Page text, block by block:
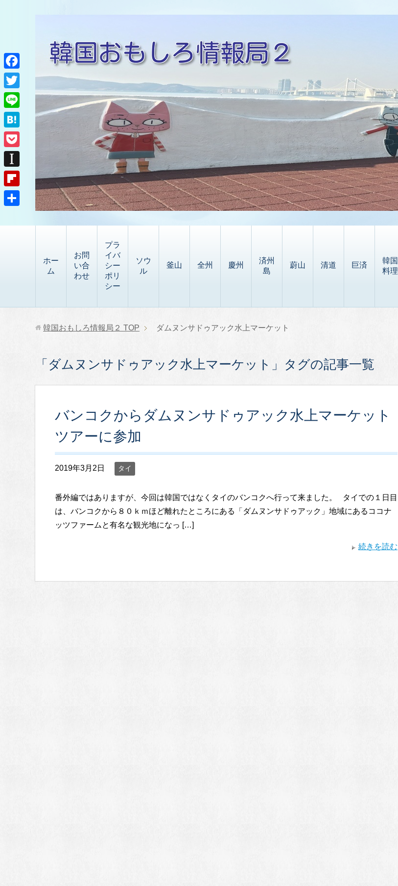
ホー
ム
お問
い合
わせ
プラ
イバ
シー
ポリ
シー
ソウ
ル
釜山 全州 慶州
済州
島
蔚山 清道 巨済
韓国
料理
韓国おもしろ情報局２ TOP ダムヌンサドゥアック水上マーケット
「ダムヌンサドゥアック水上マーケット」タグの記事一覧
バンコクからダムヌンサドゥアック水上マーケット
ツアーに参加
2019年3月2日 タイ
番外編ではありますが、今回は韓国ではなくタイのバンコクへ行って来ました。 タイでの１日目
は、バンコクから８０ｋｍほど離れたところにある「ダムヌンサドゥアック」地域にあるココナ
ッツファームと有名な観光地になっ […]
続きを読む
F
a
c
e
b
o
o
k
T
w
i
e
r
L
i
n
H
a
t
e
n
P
o
c
k
I
n
s
F
i